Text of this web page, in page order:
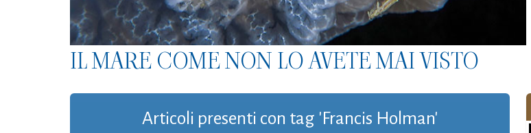
IL MARE COME NON LO AVETE MAI VISTO
Articoli presenti con tag 'Francis Holman'